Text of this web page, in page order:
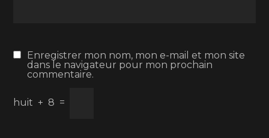
Enregistrer mon nom, mon e-mail et mon site
dans le navigateur pour mon prochain
commentaire.
huit + 8 =